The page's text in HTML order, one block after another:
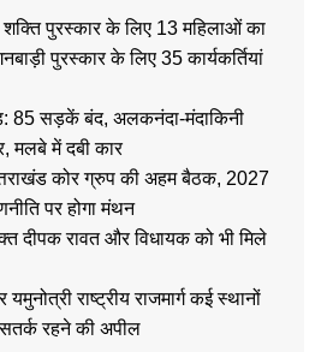
शक्ति पुरस्कार के लिए 13 महिलाओं का
पुरस्कार के लिए 35 कार्यकर्तियां
85 सड़कें बंद, अलकनंदा-मंदाकिनी
मलबे में दबी कार
कोर ग्रुप की अहम बैठक, 2027
पर होगा मंथन
दीपक रावत और विधायक को भी मिले
राष्ट्रीय राजमार्ग कई स्थानों
सतर्क रहने की अपील